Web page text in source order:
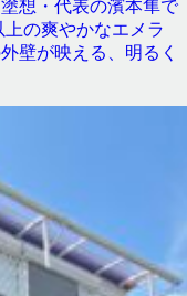
想・代表の濱本隼で
の爽やかなエメラ
壁が映える、明るく